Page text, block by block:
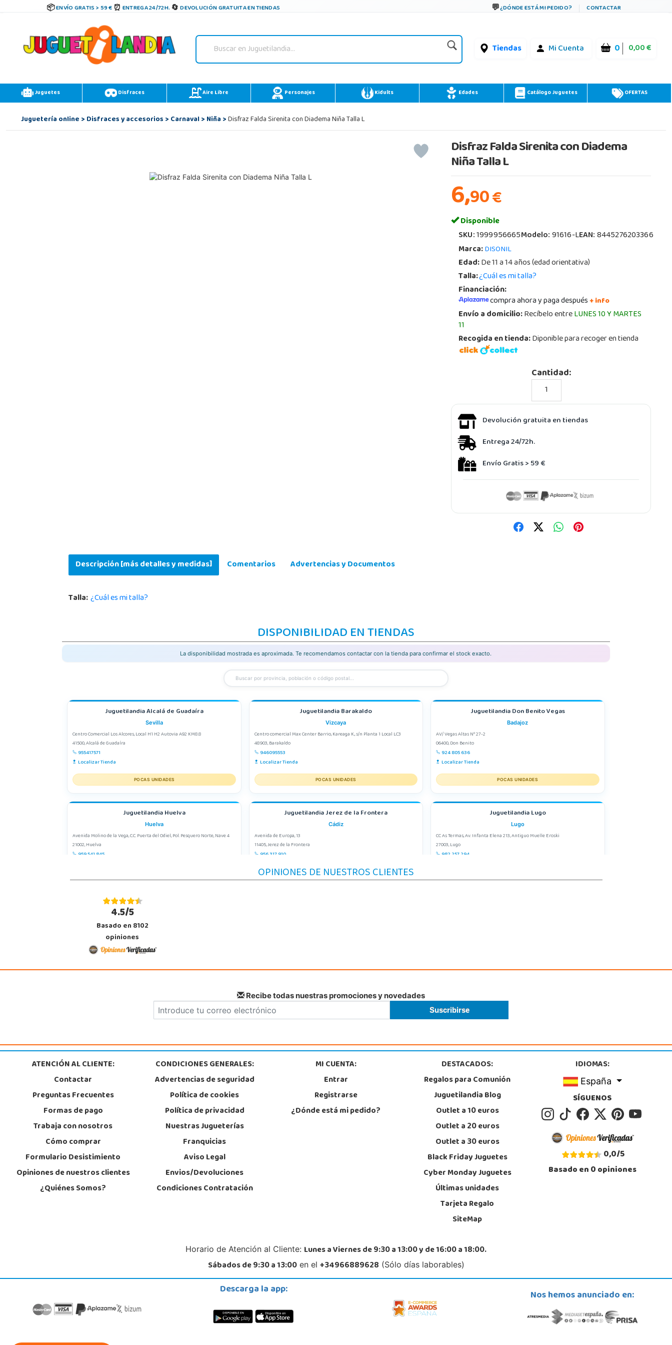
ENVÍO GRATIS > 59 € ENTREGA 24/72H. DEVOLUCIÓN GRATUITA EN TIENDAS ¿DÓNDE ESTÁ MI PEDIDO? CONTACTAR
Tiendas Mi Cuenta 0 0,00 €
Juguetes Disfraces Aire Libre Personajes Kidults Edades Catálogo Juguetes OFERTAS
Juguetería online>Disfraces y accesorios>Carnaval>Niña>Disfraz Falda Sirenita con Diadema Niña Talla L
Disfraz Falda Sirenita con Diadema
Niña Talla L
6,90€
Disponible
SKU:1999956665Modelo:91616-LEAN:8445276203366
Marca:DISONIL
Edad:De 11 a 14 años (edad orientativa)
Talla:¿Cuál es mi talla?
Financiación:
compra ahora y paga después+ info
Envío a domicilio:Recíbelo entreLUNES 10 Y MARTES
11
Recogida en tienda:Diponible para recoger en tienda
Cantidad:
Devolución gratuita en tiendas
Entrega 24/72h.
Envío Gratis > 59 €
Descripción [más detalles y medidas] Comentarios Advertencias y Documentos
Talla:¿Cuál es mi talla?
DISPONIBILIDAD EN TIENDAS
La disponibilidad mostrada es aproximada. Te recomendamos contactar con la tienda para confirmar el stock exacto.
Juguetilandia Alcalá de Guadaíra
Sevilla
Centro Comercial Los Alcores, Local H1 H2 Autovia A92 KM8.8
41500, Alcalá de Guadaíra
955417571
Localizar Tienda
POCAS UNIDADES
Juguetilandia Barakaldo
Vizcaya
Centro comercial Max Center Barrio, Kareaga K., s/n Planta 1 Local LC3
48903, Barakaldo
946095553
Localizar Tienda
POCAS UNIDADES
Juguetilandia Don Benito Vegas
Badajoz
AV/ Vegas Altas Nº 27-2
06400, Don Benito
924 805 636
Localizar Tienda
POCAS UNIDADES
Juguetilandia Huelva
Huelva
Avenida Molino de la Vega, C.C. Puerta del Odiel, Pol. Pesquero Norte, Nave 4
21002, Huelva
959 541 845
POCAS UNIDADES
Juguetilandia Jerez de la Frontera
Cádiz
Avenida de Europa, 13
11405, Jerez de la Frontera
956 317 910
POCAS UNIDADES
Juguetilandia Lugo
Lugo
CC As Termas, Av. Infanta Elena 213, Antiguo Muelle Eroski
27003, Lugo
982 257 294
POCAS UNIDADES
Juguetilandia Mérida
Badajoz
Jose Saramago de Sousa, 25
06800, Mérida
924 371 284
Localizar Tienda
OPINIONES DE NUESTROS CLIENTES
4.5/5
Basado en 8102
opiniones
Recibe todas nuestras promociones y novedades
ATENCIÓN AL CLIENTE:
Contactar
Preguntas Frecuentes
Formas de pago
Trabaja con nosotros
Cómo comprar
Formulario Desistimiento
Opiniones de nuestros clientes
¿Quiénes Somos?
CONDICIONES GENERALES:
Advertencias de seguridad
Política de cookies
Política de privacidad
Nuestras Jugueterías
Franquicias
Aviso Legal
Envios/Devoluciones
Condiciones Contratación
MI CUENTA:
Entrar
Registrarse
¿Dónde está mi pedido?
DESTACADOS:
Regalos para Comunión
Juguetilandia Blog
Outlet a 10 euros
Outlet a 20 euros
Outlet a 30 euros
Black Friday Juguetes
Cyber Monday Juguetes
Últimas unidades
Tarjeta Regalo
SiteMap
IDIOMAS:
España
SÍGUENOS
0,0/5
Basado en0opiniones
Horario de Atención al Cliente: Lunes a Viernes de 9:30 a 13:00 y de 16:00 a 18:00.
Sábados de 9:30 a 13:00en el +34966889628 (Sólo días laborables)
Descarga la app: Nos hemos anunciado en: